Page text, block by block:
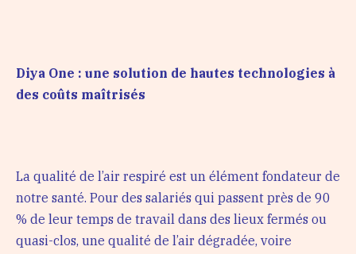
Diya One : une solution de hautes technologies à
des coûts maîtrisés
La qualité de l’air respiré est un élément fondateur de
notre santé. Pour des salariés qui passent près de 90
% de leur temps de travail dans des lieux fermés ou
quasi-clos, une qualité de l’air dégradée, voire